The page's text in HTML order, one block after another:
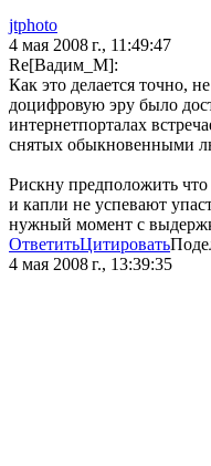
jtphoto
4 мая 2008 г., 11:49:47
Re[Вадим_М]:
Как это делается точно,
доцифровую эру было
интернетпорталах
снятых обыкновенными
Рискну предположить
и капли не успевают
нужный момент с
ОтветитьЦитировать
4 мая 2008 г., 13:39:35